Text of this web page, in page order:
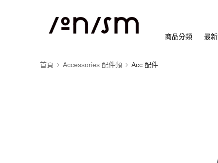
商品分類 最
首頁 Accessories 配件類 Acc 配件